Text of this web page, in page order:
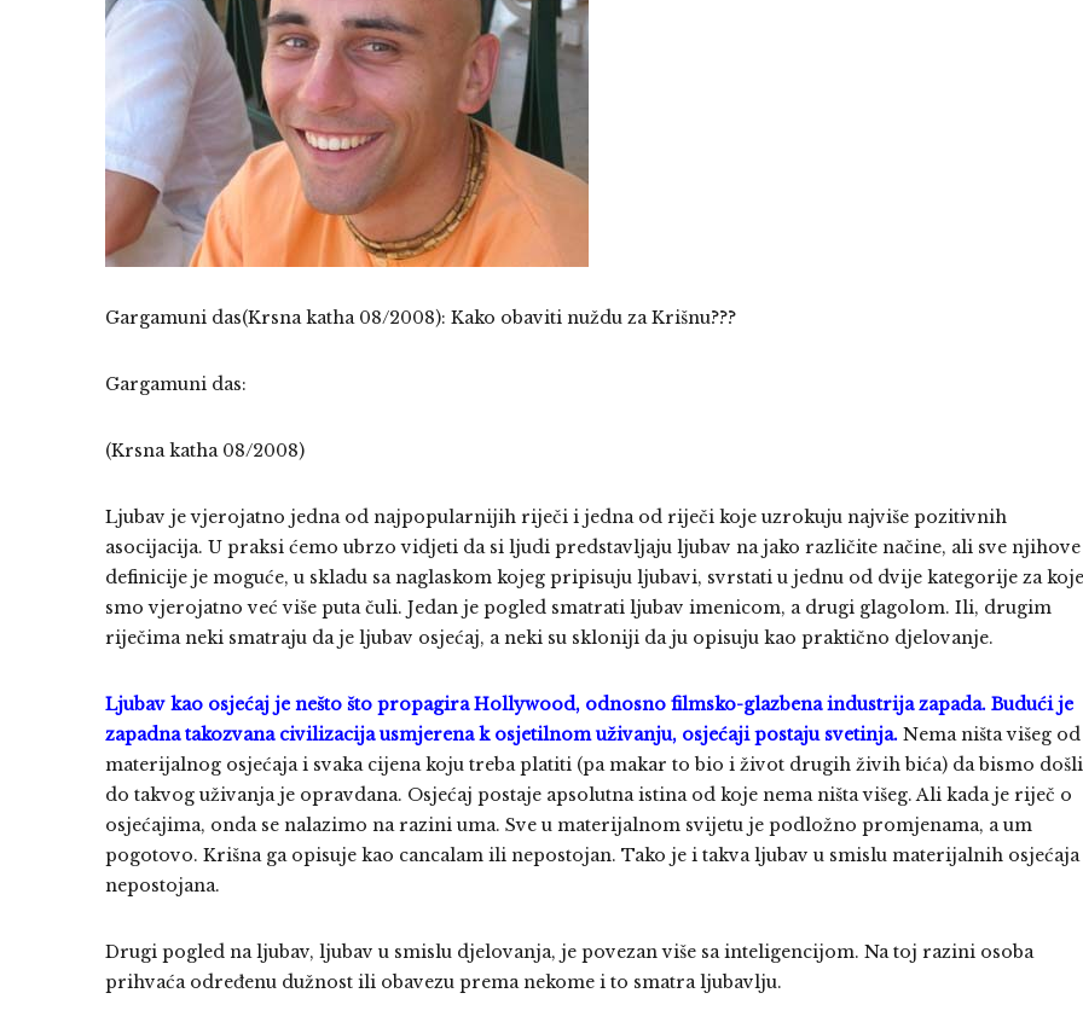
Gargamuni das(Krsna katha 08/2008): Kako obaviti nuždu za Krišnu???
Gargamuni das:
(Krsna katha 08/2008)
Ljubav je vjerojatno jedna od najpopularnijih riječi i jedna od riječi koje uzrokuju najviše pozitivnih
asocijacija. U praksi ćemo ubrzo vidjeti da si ljudi predstavljaju ljubav na jako različite načine, ali sve njihove
definicije je moguće, u skladu sa naglaskom kojeg pripisuju ljubavi, svrstati u jednu od dvije kategorije za koje
smo vjerojatno već više puta čuli. Jedan je pogled smatrati ljubav imenicom, a drugi glagolom. Ili, drugim
riječima neki smatraju da je ljubav osjećaj, a neki su skloniji da ju opisuju kao praktično djelovanje.
Ljubav kao osjećaj je nešto što propagira Hollywood, odnosno filmsko-glazbena industrija zapada. Budući je
zapadna takozvana civilizacija usmjerena k osjetilnom uživanju, osjećaji postaju svetinja. Nema ništa višeg od
materijalnog osjećaja i svaka cijena koju treba platiti (pa makar to bio i život drugih živih bića) da bismo došli
do takvog uživanja je opravdana. Osjećaj postaje apsolutna istina od koje nema ništa višeg. Ali kada je riječ o
osjećajima, onda se nalazimo na razini uma. Sve u materijalnom svijetu je podložno promjenama, a um
pogotovo. Krišna ga opisuje kao cancalam ili nepostojan. Tako je i takva ljubav u smislu materijalnih osjećaja
nepostojana.
Drugi pogled na ljubav, ljubav u smislu djelovanja, je povezan više sa inteligencijom. Na toj razini osoba
prihvaća određenu dužnost ili obavezu prema nekome i to smatra ljubavlju.